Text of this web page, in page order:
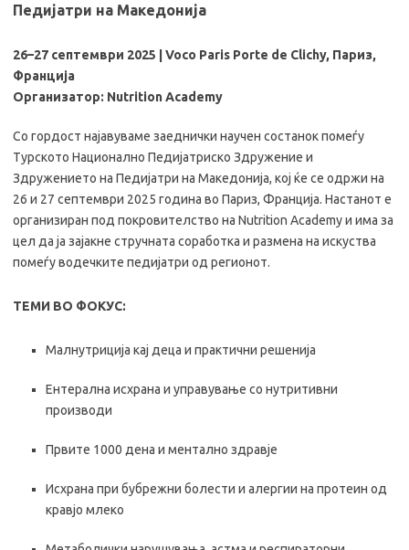
Педијатри на Македонија
26–27 септември 2025 | Voco Paris Porte de Clichy, Париз,
Франција
Организатор: Nutrition Academy
Со гордост најавуваме заеднички научен состанок помеѓу
Турското Национално Педијатриско Здружение и
Здружението на Педијатри на Македонија, кој ќе се одржи на
26 и 27 септември 2025 година во Париз, Франција. Настанот е
организиран под покровителство на Nutrition Academy и има за
цел да ја зајакне стручната соработка и размена на искуства
помеѓу водечките педијатри од регионот.
ТЕМИ ВО ФОКУС:
Малнутриција кај деца и практични решенија
Ентерална исхрана и управување со нутритивни
производи
Првите 1000 дена и ментално здравје
Исхрана при бубрежни болести и алергии на протеин од
кравјо млеко